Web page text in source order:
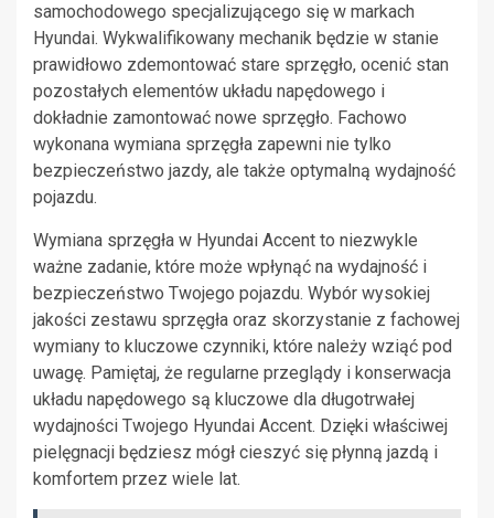
samochodowego specjalizującego się w markach
Hyundai. Wykwalifikowany mechanik będzie w stanie
prawidłowo zdemontować stare sprzęgło, ocenić stan
pozostałych elementów układu napędowego i
dokładnie zamontować nowe sprzęgło. Fachowo
wykonana wymiana sprzęgła zapewni nie tylko
bezpieczeństwo jazdy, ale także optymalną wydajność
pojazdu.
Wymiana sprzęgła w Hyundai Accent to niezwykle
ważne zadanie, które może wpłynąć na wydajność i
bezpieczeństwo Twojego pojazdu. Wybór wysokiej
jakości zestawu sprzęgła oraz skorzystanie z fachowej
wymiany to kluczowe czynniki, które należy wziąć pod
uwagę. Pamiętaj, że regularne przeglądy i konserwacja
układu napędowego są kluczowe dla długotrwałej
wydajności Twojego Hyundai Accent. Dzięki właściwej
pielęgnacji będziesz mógł cieszyć się płynną jazdą i
komfortem przez wiele lat.